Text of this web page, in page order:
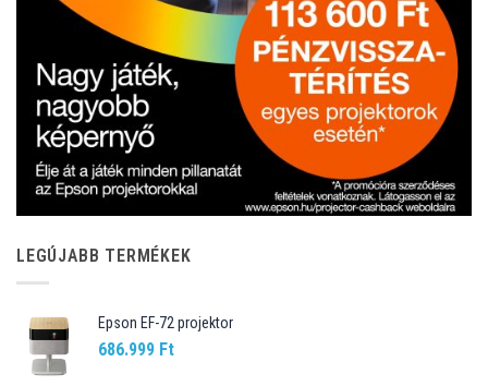
LEGÚJABB TERMÉKEK
Epson EF-72 projektor
686.999 Ft